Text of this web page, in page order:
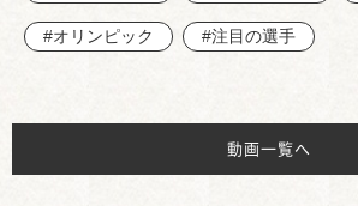
#オリンピック #注目の選手
動画一覧へ